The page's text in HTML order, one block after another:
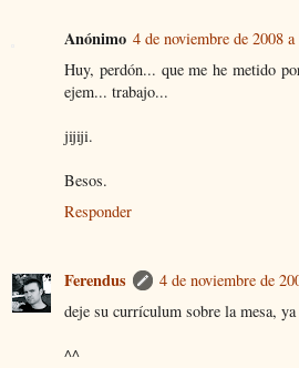
Anónimo 4 de noviembre de 2008
Huy, perdón... que me he metido
ejem... trabajo...
jijiji.
Besos.
Responder
Ferendus
4 de noviembre de
deje su currículum sobre la mesa,
^^